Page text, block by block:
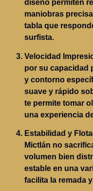
diseño permiten
maniobras
tabla que
surfista.
Velocidad
por su capacidad
y contorno
suave y rápido
te permite tomar
una experiencia
Estabilidad y
Mictlán no
volumen bien
estable en una
facilita la remada